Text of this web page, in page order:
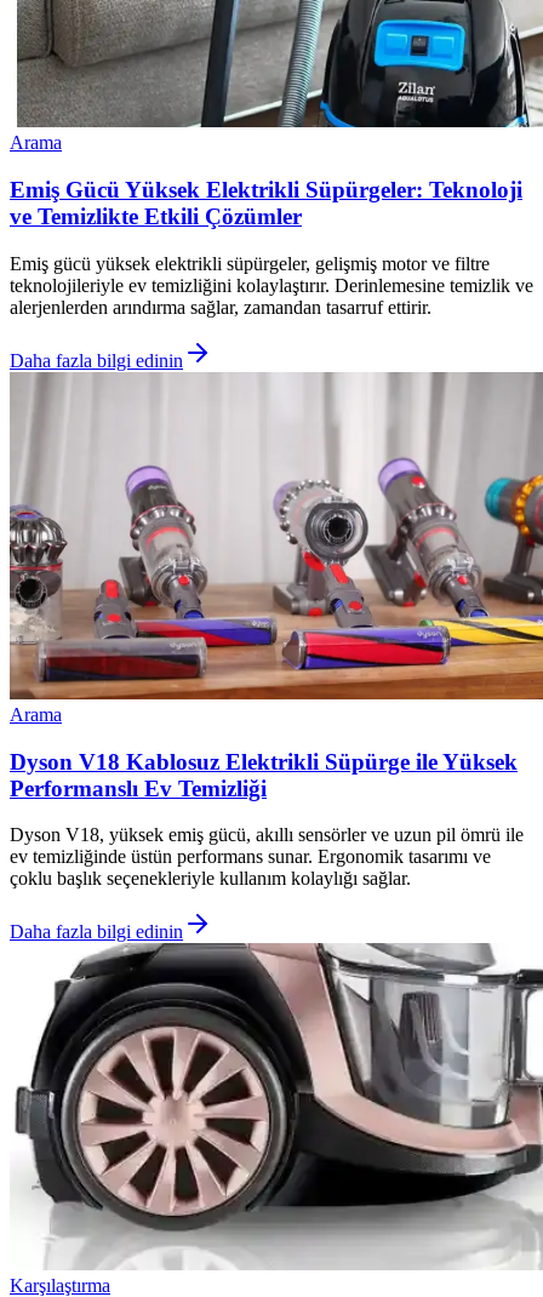
Arama
Emiş Gücü Yüksek Elektrikli Süpürgeler: Teknoloji
ve Temizlikte Etkili Çözümler
Emiş gücü yüksek elektrikli süpürgeler, gelişmiş motor ve filtre
teknolojileriyle ev temizliğini kolaylaştırır. Derinlemesine temizlik ve
alerjenlerden arındırma sağlar, zamandan tasarruf ettirir.
Daha fazla bilgi edinin
Arama
Dyson V18 Kablosuz Elektrikli Süpürge ile Yüksek
Performanslı Ev Temizliği
Dyson V18, yüksek emiş gücü, akıllı sensörler ve uzun pil ömrü ile
ev temizliğinde üstün performans sunar. Ergonomik tasarımı ve
çoklu başlık seçenekleriyle kullanım kolaylığı sağlar.
Daha fazla bilgi edinin
Karşılaştırma